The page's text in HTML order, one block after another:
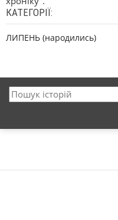
КАТЕГОРІЇ:
ЛИПЕНЬ (народились)